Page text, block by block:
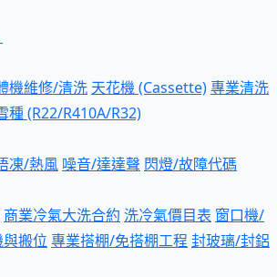
機維修/清洗 天花機 (Cassette)專業清洗
種 (R22/R410A/R32)
凍/熱風 噪音/達達聲 閃燈/故障代碼
商業冷氣大洗合約 洗冷氣價目表 窗口機/
搬位 專業搭棚/免搭棚工程 封玻璃/封鋁